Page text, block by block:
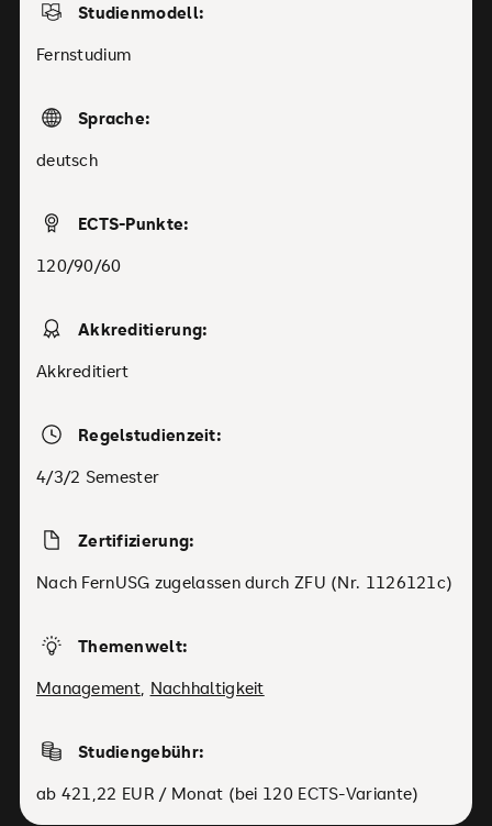
Studienmodell:
Fernstudium
Sprache:
deutsch
ECTS-Punkte:
120/90/60
Akkreditierung:
Akkreditiert
Regelstudienzeit:
4/3/2 Semester
Zertifizierung:
Nach FernUSG zugelassen durch ZFU (Nr. 1126121c)
Themenwelt:
Management, Nachhaltigkeit
Studiengebühr:
ab 421,22 EUR / Monat (bei 120 ECTS-Variante)